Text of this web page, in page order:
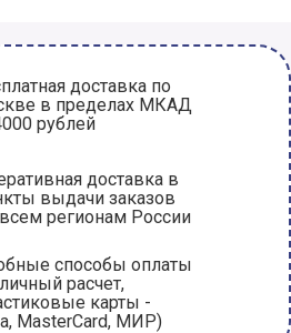
доставка по
в пределах МКАД
рублей
доставка в
выдачи заказов
регионам России
способы оплаты
расчет,
карты -
MasterCard, МИР)